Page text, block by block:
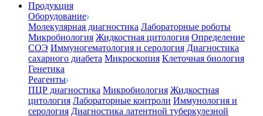
Продукция
Оборудование
Молекулярная диагностика Лабораторные роботы
Микробиология Жидкостная цитология Определение
СОЭ Иммуногематология и серология Диагностика
сахарного диабета Микроскопия Клеточная биология
Генетика
Реагенты
ПЦР диагностика Микробиология Жидкостная
цитология Лабораторные контроли Иммунология и
серология Диагностика латентной туберкулезной